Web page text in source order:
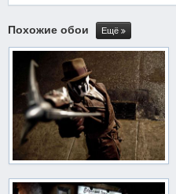
Похожие обои Ещё